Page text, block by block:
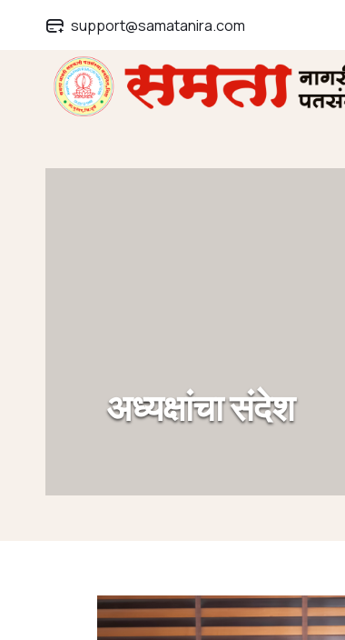
support@samatanira.com
अध्यक्षांचा संदेश